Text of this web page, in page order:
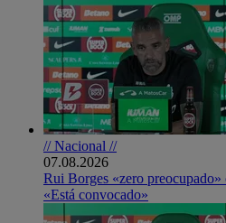
// Nacional //
07.08.2026
Rui Borges «zero
«Está convocado»